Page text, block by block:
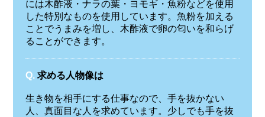
には木酢液・ナラの葉・ヨモギ・魚粉などを使用
した特別なものを使用しています。魚粉を加える
ことでうまみを増し、木酢液で卵の匂いを和らげ
ることができます。
Q. 求める人物像は
生き物を相手にする仕事なので、手を抜かない
人、真面目な人を求めています。少しでも手を抜